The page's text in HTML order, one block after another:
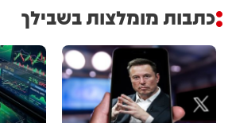
כתבות מומלצות בשבילך